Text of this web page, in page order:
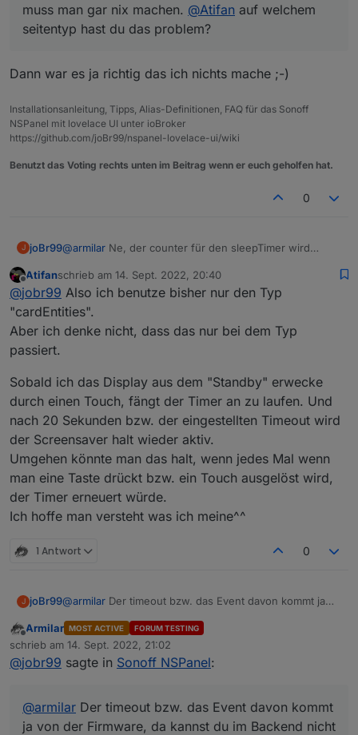
muss man gar nix machen. @Atifan auf welchem
seitentyp hast du das problem?
Dann war es ja richtig das ich nichts mache ;-)
Installationsanleitung, Tipps, Alias-Definitionen, FAQ für das Sonoff
NSPanel mit lovelace UI unter ioBroker
https://github.com/joBr99/nspanel-lovelace-ui/wiki
Benutzt das Voting rechts unten im Beitrag wenn er euch geholfen hat.
0
J joBr99@armilar Ne, der counter für den sleepTimer wird
muss man gar nix machen.@Atifan
seitentyp hast du das problem?
Offline
Atifanschrieb am 14. Sept. 2022, 20:40
zuletzt editiert von
@jobr99 Also ich benutze bisher nur den Typ
"cardEntities".
Aber ich denke nicht, dass das nur bei dem Typ
passiert.
Sobald ich das Display aus dem "Standby" erwecke
durch einen Touch, fängt der Timer an zu laufen. Und
nach 20 Sekunden bzw. der eingestellten Timeout wird
der Screensaver halt wieder aktiv.
Umgehen könnte man das halt, wenn jedes Mal wenn
man eine Taste drückt bzw. ein Touch ausgelöst wird,
der Timer erneuert würde.
Ich hoffe man versteht was ich meine^^
1 Antwort 0
J joBr99@armilar Der timeout bzw. das Event davon kommt ja
dran machen, allerdings sollte der counter für den
timeout bei einem touch event wieder von vorn
beginnen.
Offline
Armilar MOST ACTIVE FORUM TESTING
schrieb am 14. Sept. 2022, 21:02
zuletzt editiert von
@jobr99 sagte in Sonoff NSPanel:
@armilar Der timeout bzw. das Event davon kommt
ja von der Firmware, da kannst du im Backend nicht